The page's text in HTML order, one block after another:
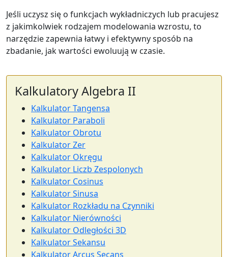
Jeśli uczysz się o funkcjach wykładniczych lub pracujesz
z jakimkolwiek rodzajem modelowania wzrostu, to
narzędzie zapewnia łatwy i efektywny sposób na
zbadanie, jak wartości ewoluują w czasie.
Kalkulatory Algebra II
Kalkulator Tangensa
Kalkulator Paraboli
Kalkulator Obrotu
Kalkulator Zer
Kalkulator Okręgu
Kalkulator Liczb Zespolonych
Kalkulator Cosinus
Kalkulator Sinusa
Kalkulator Rozkładu na Czynniki
Kalkulator Nierówności
Kalkulator Odległości 3D
Kalkulator Sekansu
Kalkulator Arcus Secans